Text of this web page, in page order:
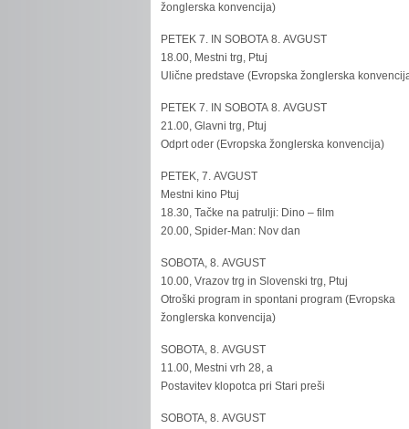
žonglerska konvencija)
PETEK 7. IN SOBOTA 8. AVGUST
18.00, Mestni trg, Ptuj
Ulične predstave (Evropska žonglerska
PETEK 7. IN SOBOTA 8. AVGUST
21.00, Glavni trg, Ptuj
Odprt oder (Evropska žonglerska konvencija)
PETEK, 7. AVGUST
Mestni kino Ptuj
18.30, Tačke na patrulji: Dino – film
20.00, Spider-Man: Nov dan
SOBOTA, 8. AVGUST
10.00, Vrazov trg in Slovenski trg, Ptuj
Otroški program in spontani program (Evropska
žonglerska konvencija)
SOBOTA, 8. AVGUST
11.00, Mestni vrh 28, a
Postavitev klopotca pri Stari preši
SOBOTA, 8. AVGUST